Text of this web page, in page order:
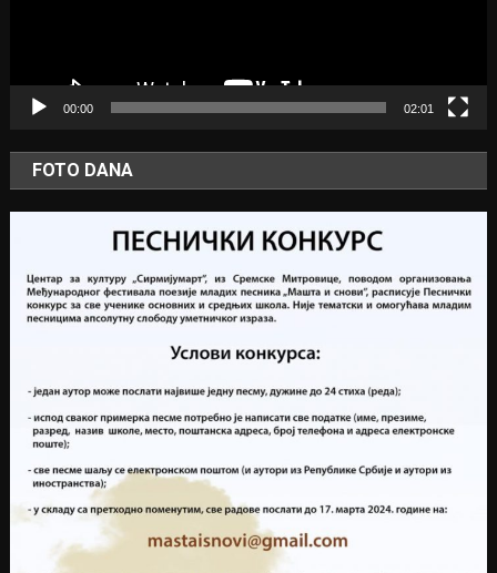
00:00 02:01
FOTO DANA